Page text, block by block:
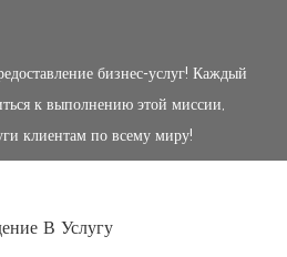
бизнес-услуг! Каждый
к выполнению этой миссии,
клиентам по всему миру!
В Услугу